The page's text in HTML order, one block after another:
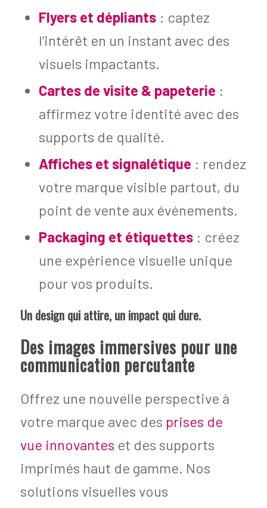
Flyers et dépliants: captez
l’intérêt en un instant avec des
visuels impactants.
Cartes de visite & papeterie :
affirmez votre identité avec des
supports de qualité.
Affiches et signalétique : rendez
votre marque visible partout, du
point de vente aux événements.
Packaging et étiquettes: créez
une expérience visuelle unique
pour vos produits.
Un design qui attire, un impact qui dure.
Des images immersives pour une
communication percutante
Offrez une nouvelle perspective à
votre marque avec des prises de
vue innovantes et des supports
imprimés haut de gamme. Nos
solutions visuelles vous